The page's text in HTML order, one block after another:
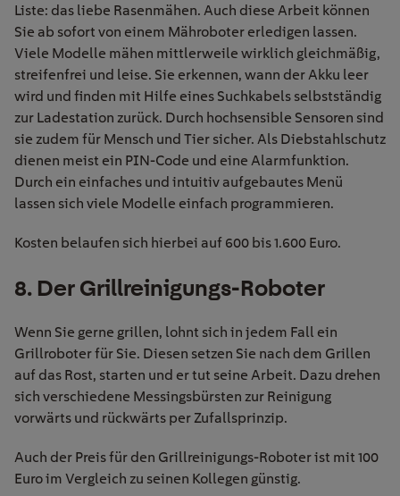
Liste: das liebe Rasenmähen. Auch diese Arbeit können
Sie ab sofort von einem Mähroboter erledigen lassen.
Viele Modelle mähen mittlerweile wirklich gleichmäßig,
streifenfrei und leise. Sie erkennen, wann der Akku leer
wird und finden mit Hilfe eines Suchkabels selbstständig
zur Ladestation zurück. Durch hochsensible Sensoren sind
sie zudem für Mensch und Tier sicher. Als Diebstahlschutz
dienen meist ein PIN-Code und eine Alarmfunktion.
Durch ein einfaches und intuitiv aufgebautes Menü
lassen sich viele Modelle einfach programmieren.
Kosten belaufen sich hierbei auf 600 bis 1.600 Euro.
8. Der Grillreinigungs-Roboter
Wenn Sie gerne grillen, lohnt sich in jedem Fall ein
Grillroboter für Sie. Diesen setzen Sie nach dem Grillen
auf das Rost, starten und er tut seine Arbeit. Dazu drehen
sich verschiedene Messingsbürsten zur Reinigung
vorwärts und rückwärts per Zufallsprinzip.
Auch der Preis für den Grillreinigungs-Roboter ist mit 100
Euro im Vergleich zu seinen Kollegen günstig.